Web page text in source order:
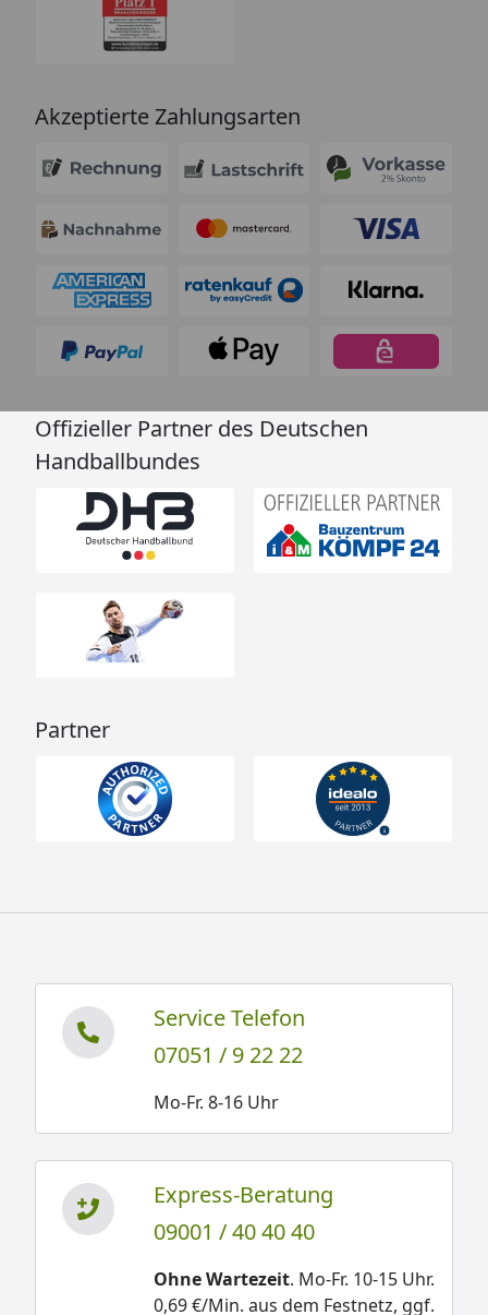
Akzeptierte Zahlungsarten
Offizieller Partner des Deutschen
Handballbundes
Partner
Service Telefon
07051 / 9 22 22
Mo-Fr. 8-16 Uhr
Express-Beratung
09001 / 40 40 40
Ohne Wartezeit. Mo-Fr. 10-15 Uhr.
0,69 €/Min. aus dem Festnetz, ggf.